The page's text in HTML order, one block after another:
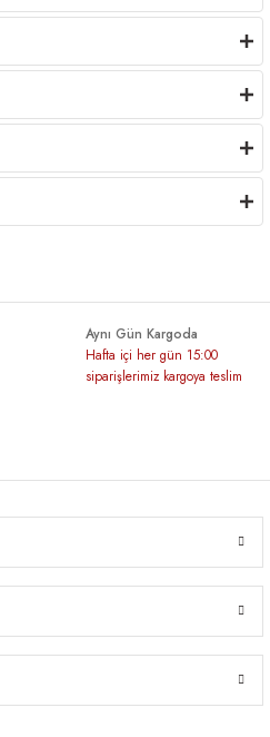
Aynı Gün Kargoda
Hafta içi her gün 15:00
siparişlerimiz kargoya teslim